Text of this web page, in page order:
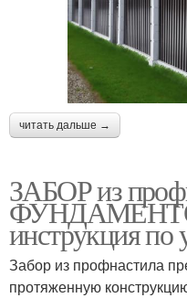
читать дальше →
ЗАБОР из
инструкция по
Забор из профнастила
протяженную